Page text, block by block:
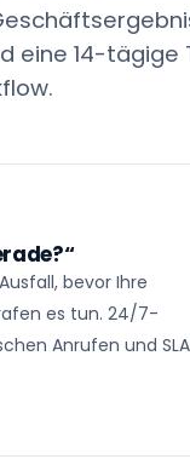
eine 14-
bevor Ihre
es tun. 24/7-
Anrufen und